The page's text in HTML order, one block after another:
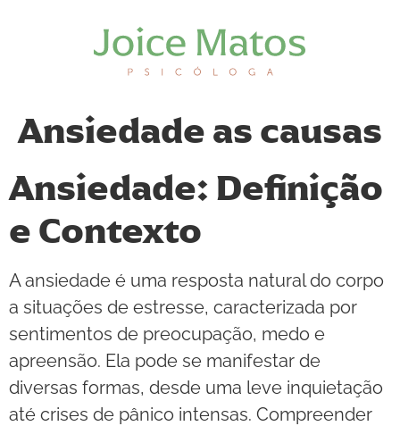
Ansiedade as causas
Ansiedade: Definição
e Contexto
A ansiedade é uma resposta natural do corpo
a situações de estresse, caracterizada por
sentimentos de preocupação, medo e
apreensão. Ela pode se manifestar de
diversas formas, desde uma leve inquietação
até crises de pânico intensas. Compreender